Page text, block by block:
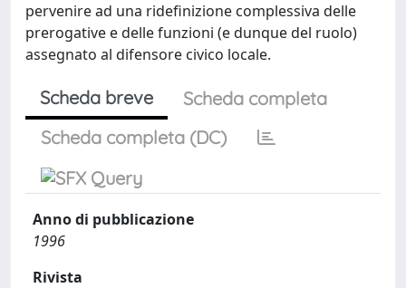
pervenire ad una ridefinizione complessiva delle
prerogative e delle funzioni (e dunque del ruolo)
assegnato al difensore civico locale.
Scheda breve
Scheda completa
Scheda completa (DC)
Anno di pubblicazione
1996
Rivista